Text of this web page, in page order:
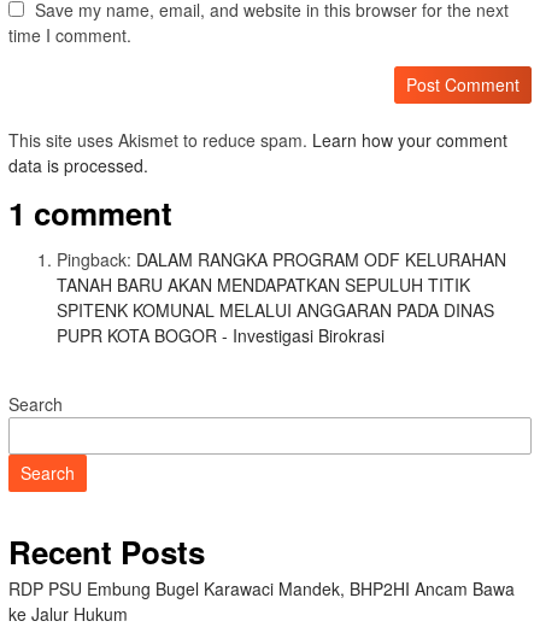
Save my name, email, and website in this browser for the next
time I comment.
This site uses Akismet to reduce spam. Learn how your comment
data is processed.
1 comment
Pingback: DALAM RANGKA PROGRAM ODF KELURAHAN
TANAH BARU AKAN MENDAPATKAN SEPULUH TITIK
SPITENK KOMUNAL MELALUI ANGGARAN PADA DINAS
PUPR KOTA BOGOR - Investigasi Birokrasi
Search
Search
Recent Posts
RDP PSU Embung Bugel Karawaci Mandek, BHP2HI Ancam Bawa
ke Jalur Hukum